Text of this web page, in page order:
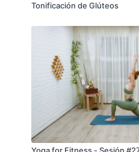
Tonificación de Glúteos
Yoga for Fitness - Sesión